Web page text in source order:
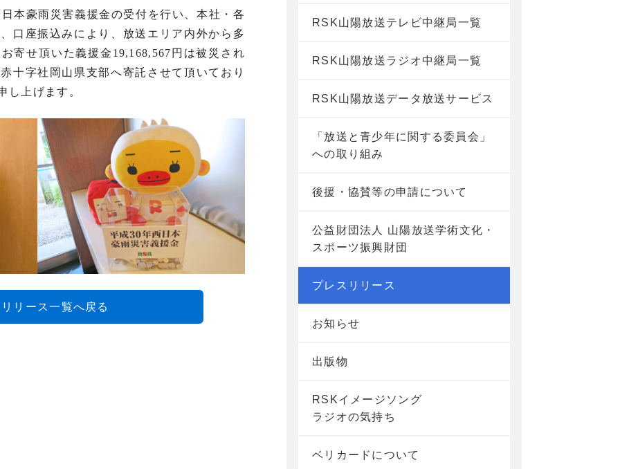
本豪雨災害義援金の受付を行い、本社・各
口座振込みにより、放送エリア内外から多
寄せ頂いた義援金19,168,567円は被災され
十字社岡山県支部へ寄託させて頂いており
し上げます。
リース一覧へ戻る
RSK山陽放送テレビ中継局一覧
RSK山陽放送ラジオ中継局一覧
RSK山陽放送データ放送サービス
「放送と青少年に関する委員会」
への取り組み
後援・協賛等の申請について
公益財団法人 山陽放送学術文化・
スポーツ振興財団
プレスリリース
お知らせ
出版物
RSKイメージソング
ラジオの気持ち
ベリカードについて